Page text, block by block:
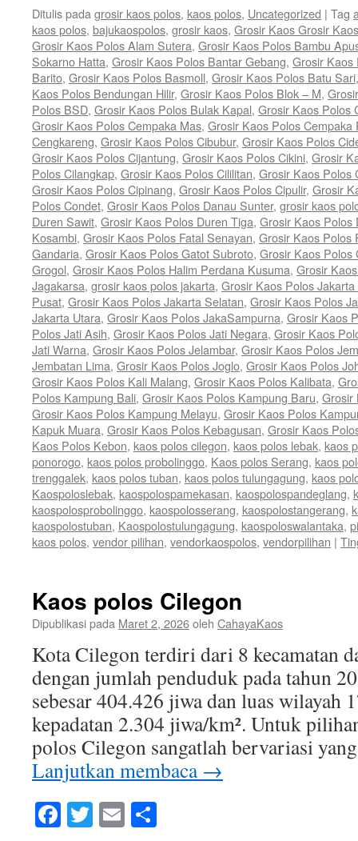
Ditulis padagrosir kaos polos, kaos polos, Uncategorized | Tag
kaos polos, bajukaospolos, grosir kaos, Grosir Kaos Grosir
Grosir Kaos Polos Alam Sutera, Grosir Kaos Polos Bambu
Sokarno Hatta, Grosir Kaos Polos Bantar Gebang, Grosir Kaos
Barito, Grosir Kaos Polos Basmoll, Grosir Kaos Polos Batu Sari
Kaos Polos Bendungan Hilir, Grosir Kaos Polos Blok – M,
Polos BSD, Grosir Kaos Polos Bulak Kapal, Grosir Kaos Polos
Grosir Kaos Polos Cempaka Mas, Grosir Kaos Polos Cempaka
Cengkareng, Grosir Kaos Polos Cibubur, Grosir Kaos Polos
Grosir Kaos Polos Cijantung, Grosir Kaos Polos Cikini, Grosir
Polos Cilangkap, Grosir Kaos Polos Cililitan, Grosir Kaos Polos
Grosir Kaos Polos Cipinang, Grosir Kaos Polos Cipulir, Grosir
Polos Condet, Grosir Kaos Polos Danau Sunter, grosir kaos
Duren Sawit, Grosir Kaos Polos Duren Tiga, Grosir Kaos Polos
Kosambi, Grosir Kaos Polos Fatal Senayan, Grosir Kaos Polos
Gandaria, Grosir Kaos Polos Gatot Subroto, Grosir Kaos Polos
Grogol, Grosir Kaos Polos Halim Perdana Kusuma, Grosir
Jagakarsa, grosir kaos polos jakarta, Grosir Kaos Polos
Pusat, Grosir Kaos Polos Jakarta Selatan, Grosir Kaos Polos
Jakarta Utara, Grosir Kaos Polos JakaSampurna, Grosir Kaos
Polos Jati Asih, Grosir Kaos Polos Jati Negara, Grosir Kaos
Jati Warna, Grosir Kaos Polos Jelambar, Grosir Kaos Polos
Jembatan Lima, Grosir Kaos Polos Joglo, Grosir Kaos Polos
Grosir Kaos Polos Kali Malang, Grosir Kaos Polos Kalibata,
Polos Kampung Bali, Grosir Kaos Polos Kampung Baru, Grosir
Grosir Kaos Polos Kampung Melayu, Grosir Kaos Polos
Kapuk Muara, Grosir Kaos Polos Kebagusan, Grosir Kaos
Kaos Polos Kebon, kaos polos cilegon, kaos polos lebak, kaos
ponorogo, kaos polos probolinggo, Kaos polos Serang, kaos
trenggalek, kaos polos tuban, kaos polos tulungagung, kaos
Kaospoloslebak, kaospolospamekasan, kaospolospandeglang,
kaospolosprobolinggo, kaospolosserang, kaospolostangerang,
kaospolostuban, Kaospolostulungagung, kaospoloswalantaka,
kaos polos, vendor pilihan, vendorkaospolos, vendorpilihan |
Kaos polos Cilegon
Dipublikasi pada Maret 2, 2026oleh CahayaKaos
Kota Cilegon terdiri dari 8 kecamatan
dengan jumlah penduduk pada tahun
sebesar 404.426 jiwa dan luas wilayah
kepadatan 2.304 jiwa/km². Untuk
polos Cilegon sangatlah bervariasi
Lanjutkan membaca →
Facebook
Twitter
Email